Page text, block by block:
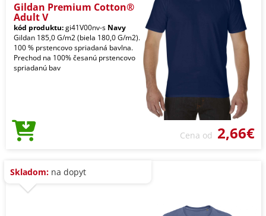
Gildan Premium Cotton®
Adult V
kód produktu:gi41V00nv-s Navy
Gildan 185,0 G/m2 (biela 180,0 G/m2).
100 % prstencovo spriadaná bavlna.
Prechod na 100% česanú prstencovo
spriadanú bav
Cena od 2,66€
Skladom: na dopyt